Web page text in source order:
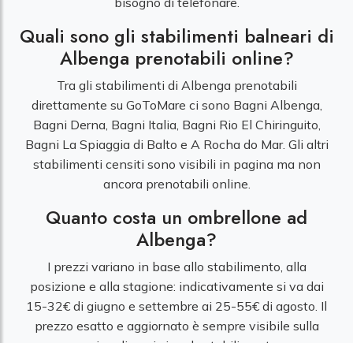
Quali sono gli stabilimenti balneari di
Albenga prenotabili online?
Tra gli stabilimenti di Albenga prenotabili
direttamente su GoToMare ci sono Bagni Albenga,
Bagni Derna, Bagni Italia, Bagni Rio El Chiringuito,
Bagni La Spiaggia di Balto e A Rocha do Mar. Gli altri
stabilimenti censiti sono visibili in pagina ma non
ancora prenotabili online.
Quanto costa un ombrellone ad
Albenga?
I prezzi variano in base allo stabilimento, alla
posizione e alla stagione: indicativamente si va dai
15-32€ di giugno e settembre ai 25-55€ di agosto. Il
prezzo esatto e aggiornato è sempre visibile sulla